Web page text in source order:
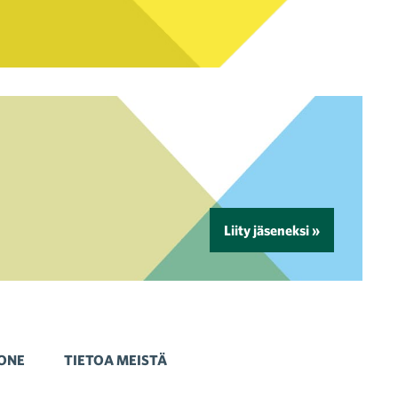
Liity jäseneksi »
TIETOA MEISTÄ